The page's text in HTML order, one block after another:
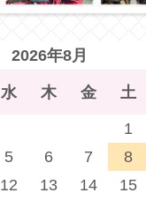
2026年8月
水 木 金 土
1
5 6 7 8
12 13 14 15